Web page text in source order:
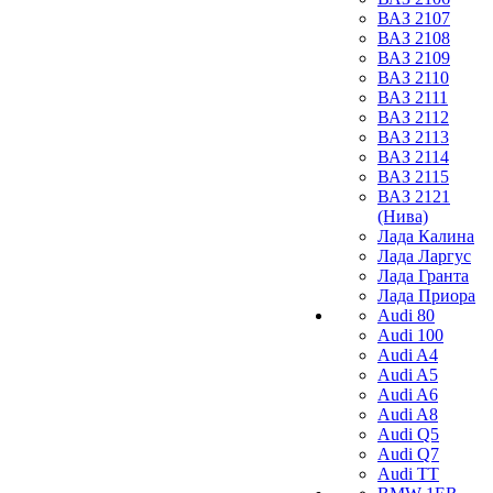
ВАЗ 2107
ВАЗ 2108
ВАЗ 2109
ВАЗ 2110
ВАЗ 2111
ВАЗ 2112
ВАЗ 2113
ВАЗ 2114
ВАЗ 2115
ВАЗ 2121
(Нива)
Лада Калина
Лада Ларгус
Лада Гранта
Лада Приора
Audi 80
Audi 100
Audi A4
Audi A5
Audi A6
Audi A8
Audi Q5
Audi Q7
Audi TT